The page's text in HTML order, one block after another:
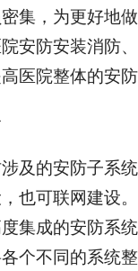
，为更好地做
安防安装消防
医院整体的安防
的安防子系统
也可联网建设
集成的安防系
个不同的系统